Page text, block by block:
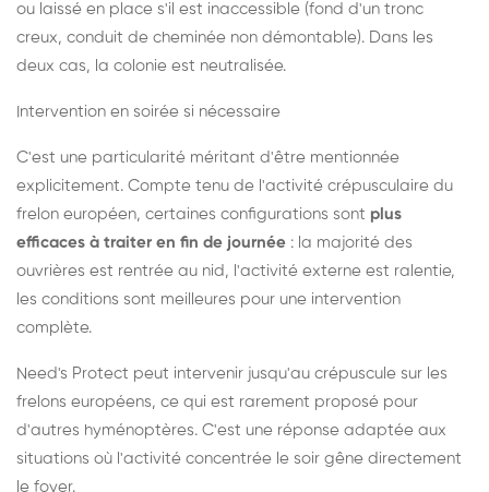
ou laissé en place s'il est inaccessible (fond d'un tronc
creux, conduit de cheminée non démontable). Dans les
deux cas, la colonie est neutralisée.
Intervention en soirée si nécessaire
C'est une particularité méritant d'être mentionnée
explicitement. Compte tenu de l'activité crépusculaire du
frelon européen, certaines configurations sont plus
efficaces à traiter en fin de journée : la majorité des
ouvrières est rentrée au nid, l'activité externe est ralentie,
les conditions sont meilleures pour une intervention
complète.
Need's Protect peut intervenir jusqu'au crépuscule sur les
frelons européens, ce qui est rarement proposé pour
d'autres hyménoptères. C'est une réponse adaptée aux
situations où l'activité concentrée le soir gêne directement
le foyer.